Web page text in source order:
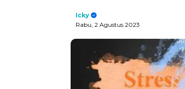
Icky
Rabu, 2 Agustus 2023